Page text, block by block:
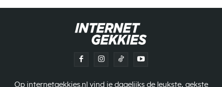
Op internetgekkies.nl vind je dagelijks de leukste, gekste